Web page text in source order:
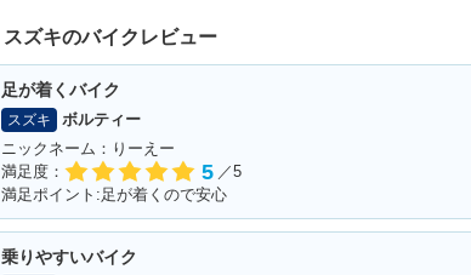
スズキのバイクレビュー
足が着くバイク
スズキ
ボルティー
ニックネーム：りーえー
満足度：
5 ／5
満足ポイント:足が着くので安心
乗りやすいバイク